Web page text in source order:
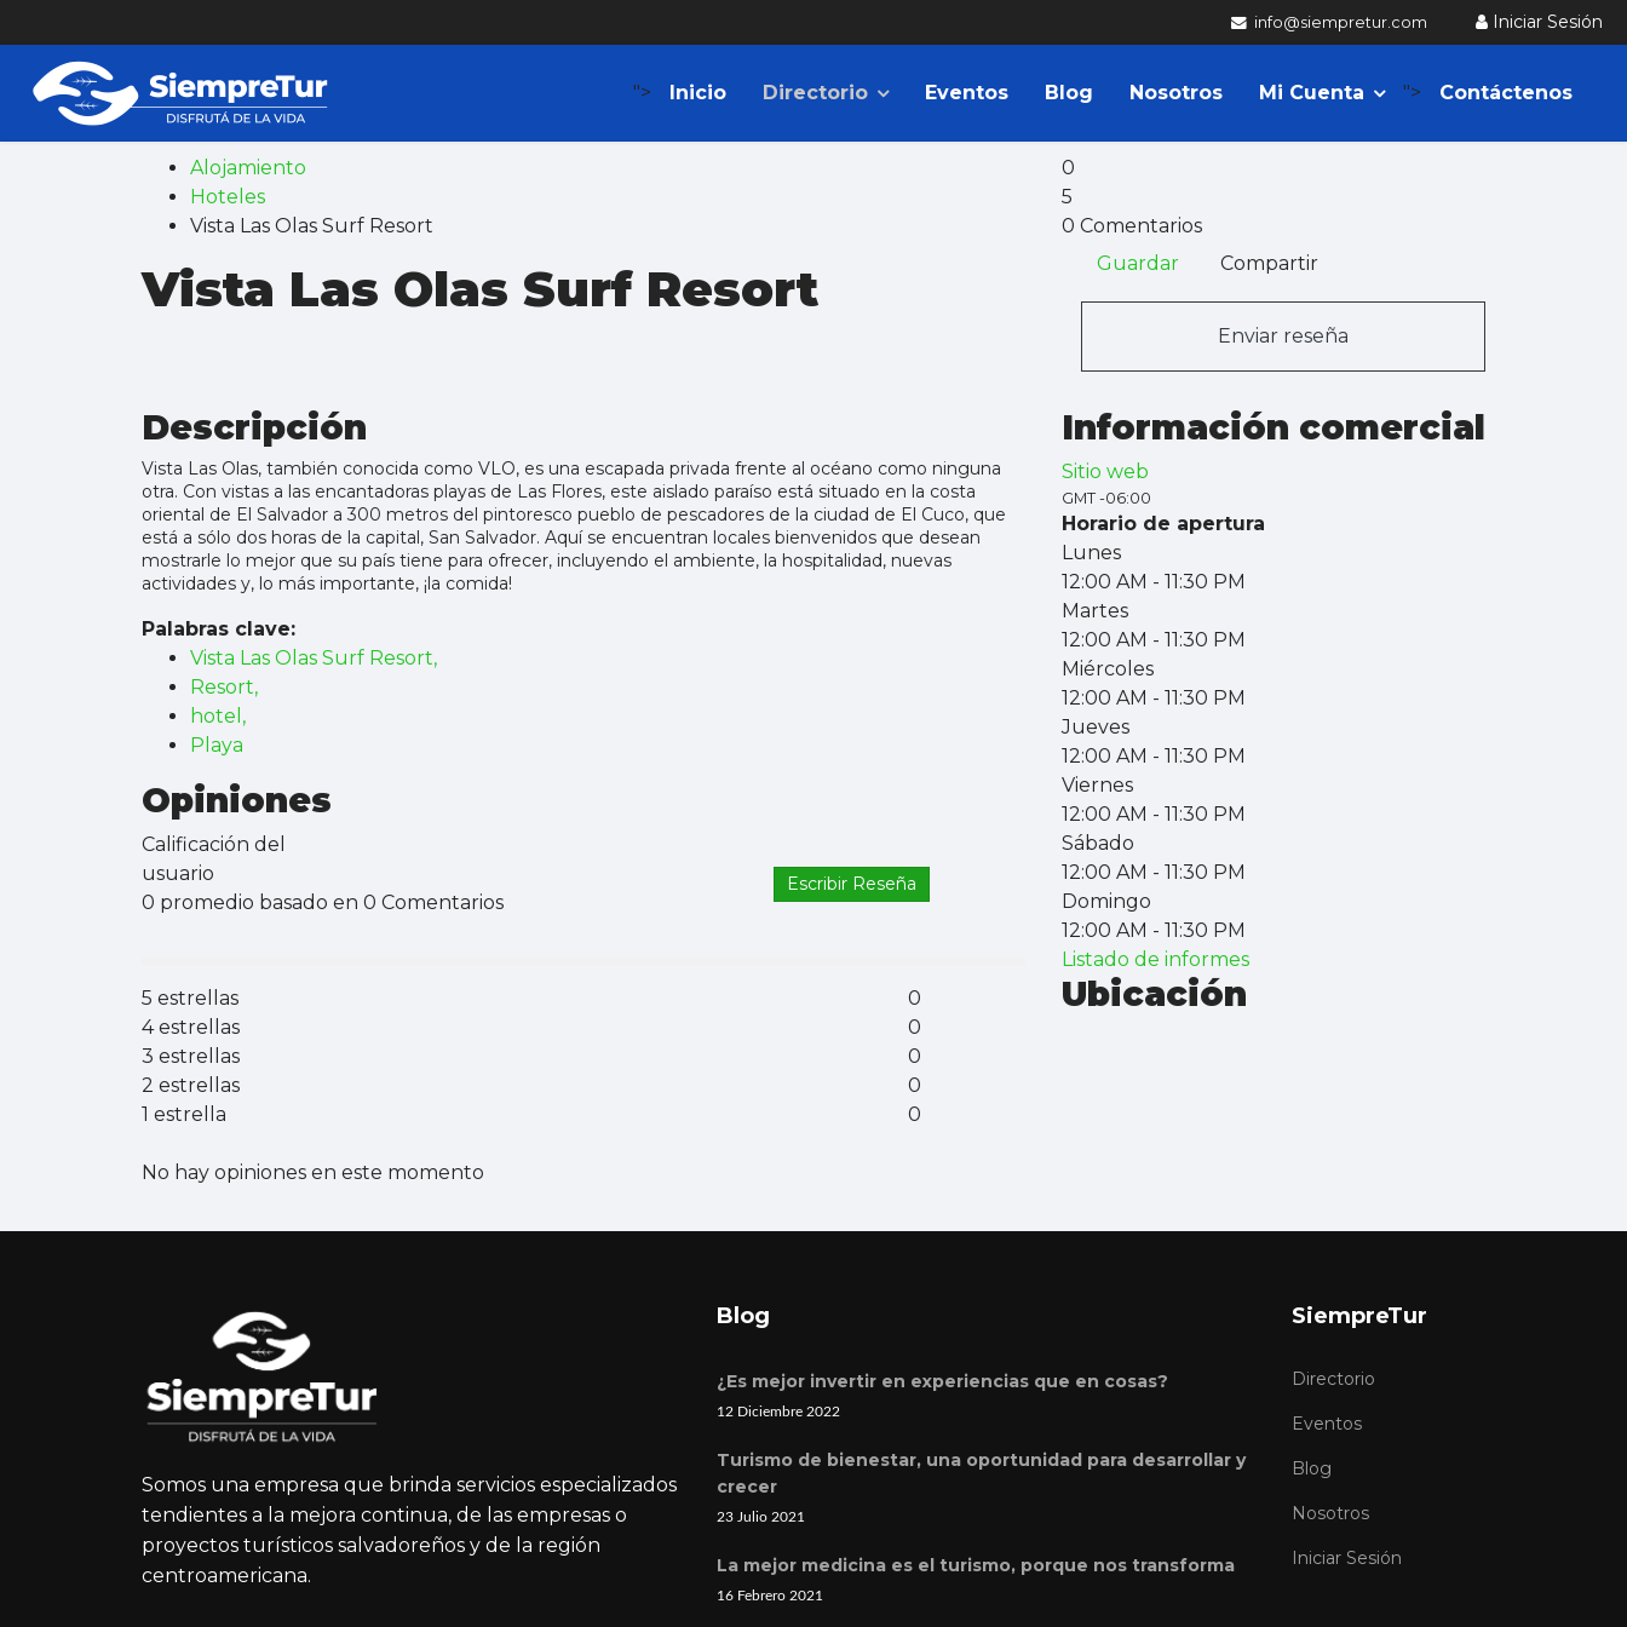
Iniciar Sesión
info@siempretur.com
"> Inicio Directorio Eventos Blog Nosotros Mi Cuenta "> Contáctenos
Alojamiento
Hoteles
Vista Las Olas Surf Resort
Vista Las Olas Surf Resort
0
5
0 Comentarios
Guardar
Compartir
Enviar reseña
Descripción
Vista Las Olas, también conocida como VLO, es una escapada privada frente al océano como ninguna
otra. Con vistas a las encantadoras playas de Las Flores, este aislado paraíso está situado en la costa
oriental de El Salvador a 300 metros del pintoresco pueblo de pescadores de la ciudad de El Cuco, que
está a sólo dos horas de la capital, San Salvador. Aquí se encuentran locales bienvenidos que desean
mostrarle lo mejor que su país tiene para ofrecer, incluyendo el ambiente, la hospitalidad, nuevas
actividades y, lo más importante, ¡la comida!
Palabras clave:
Vista Las Olas Surf Resort,
Resort,
hotel,
Playa
Opiniones
Calificación del
usuario
0 promedio basado en 0 Comentarios
Escribir Reseña
5 estrellas
0
4 estrellas
0
3 estrellas
0
2 estrellas
0
1 estrella
0
No hay opiniones en este momento
Información comercial
Sitio web
GMT -06:00
Horario de apertura
Lunes
12:00 AM - 11:30 PM
Martes
12:00 AM - 11:30 PM
Miércoles
12:00 AM - 11:30 PM
Jueves
12:00 AM - 11:30 PM
Viernes
12:00 AM - 11:30 PM
Sábado
12:00 AM - 11:30 PM
Domingo
12:00 AM - 11:30 PM
Listado de informes
Ubicación
Somos una empresa que brinda servicios especializados
tendientes a la mejora continua, de las empresas o
proyectos turísticos salvadoreños y de la región
centroamericana.
Blog
¿Es mejor invertir en experiencias que en cosas?
12 Diciembre 2022
Turismo de bienestar, una oportunidad para desarrollar y
crecer
23 Julio 2021
La mejor medicina es el turismo, porque nos transforma
16 Febrero 2021
SiempreTur
Directorio
Eventos
Blog
Nosotros
Iniciar Sesión